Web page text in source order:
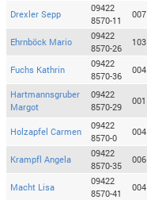
Drexler Sepp
09422
8570-11
007
Ehrnböck Mario
09422
8570-26
103
Fuchs Kathrin
09422
8570-36
004
Hartmannsgruber
Margot
09422
8570-29
001
Holzapfel Carmen
09422
8570-0
004
Krampfl Angela
09422
8570-35
006
Macht Lisa
09422
8570-41
004